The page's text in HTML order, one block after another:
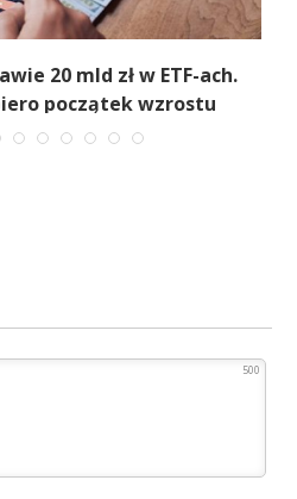
20 mld zł w ETF-ach.
początek wzrostu
500